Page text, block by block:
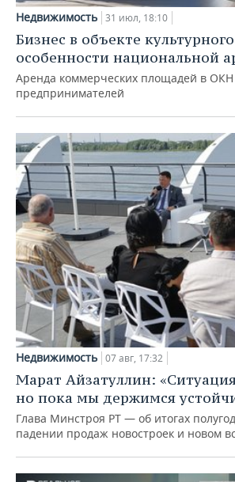
Недвижимость 31 июл, 18:10
Бизнес в объекте
особенности национальной
Аренда коммерческих площадей в ОКН
предпринимателей
Недвижимость 07 авг, 17:32
Марат Айзатуллин:
но пока мы держимся
Глава Минстроя РТ — об итогах
падении продаж новостроек и новом